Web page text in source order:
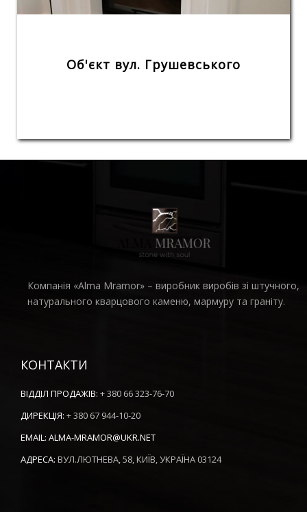
Об'єкт вул. Грушевського
Компанія «Alma Mramor» – виробник виробів зі штучного,
натурального кварцового каменю, мармуру та граніту.
КОНТАКТИ
ВІДДІЛ ПРОДАЖІВ: + 380 66 323-76-70
ДИРЕКЦІЯ: + 380 67 944-10-20
EMAIL: ALMA-MRAMOR@UKR.NET
АДРЕСА: ВУЛ.ЛЮТНЕВА, 58, КИЇВ, УКРАЇНА 03124